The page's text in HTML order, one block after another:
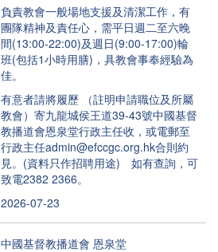
負責教會一般場地支援及清潔工作，有
團隊精神及責任心，需平日週二至六晚
間(13:00-22:00)及週日(9:00-17:00)輪
班(包括1小時用膳)，具教會事奉經驗為
佳。
有意者請將履歷 （註明申請職位及所屬
教會）寄九龍城侯王道39-43號中國基督
教播道會恩泉堂行政主任收，或電郵至
行政主任admin@efccgc.org.hk合則約
見。(資料只作招聘用途) 如有查詢，可
致電2382 2366。
2026-07-23
中國基督教播道會 恩泉堂